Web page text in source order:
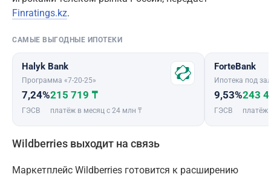
Finratings.kz.
САМЫЕ ВЫГОДНЫЕ ИПОТЕКИ
Halyk Bank
Программа «7-20-25»
7,24%
ГЭСВ
215 719 ₸
платёж в месяц с 24 млн ₸
ForteBank
Ипотека под
9,53%
ГЭСВ
243
платёж
Wildberries выходит на связь
Маркетплейс Wildberries готовится к расширению